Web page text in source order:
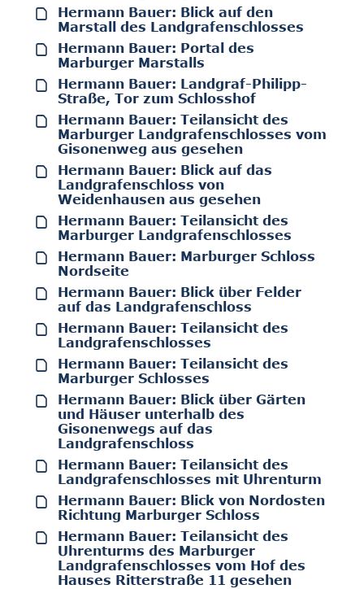
Hermann Bauer: Blick auf den
Marstall des Landgrafenschlosses
Hermann Bauer: Portal des
Marburger Marstalls
Hermann Bauer: Landgraf-Philipp-
Straße, Tor zum Schlosshof
Hermann Bauer: Teilansicht des
Marburger Landgrafenschlosses vom
Gisonenweg aus gesehen
Hermann Bauer: Blick auf das
Landgrafenschloss von
Weidenhausen aus gesehen
Hermann Bauer: Teilansicht des
Marburger Landgrafenschlosses
Hermann Bauer: Marburger Schloss
Nordseite
Hermann Bauer: Blick über Felder
auf das Landgrafenschloss
Hermann Bauer: Teilansicht des
Landgrafenschlosses
Hermann Bauer: Teilansicht des
Marburger Schlosses
Hermann Bauer: Blick über Gärten
und Häuser unterhalb des
Gisonenwegs auf das
Landgrafenschloss
Hermann Bauer: Teilansicht des
Landgrafenschlosses mit Uhrenturm
Hermann Bauer: Blick von Nordosten
Richtung Marburger Schloss
Hermann Bauer: Teilansicht des
Uhrenturms des Marburger
Landgrafenschlosses vom Hof des
Hauses Ritterstraße 11 gesehen